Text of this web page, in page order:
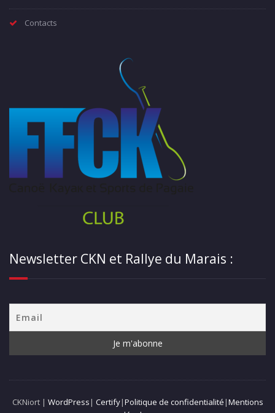
Contacts
Newsletter CKN et Rallye du Marais :
CKNiort | WordPress | Certify|Politique de confidentialité |Mentions